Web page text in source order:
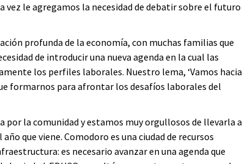
le agregamos la necesidad de debatir sobre el futuro
profunda de la economía, con muchas familias que
de introducir una nueva agenda en la cual las
los perfiles laborales. Nuestro lema, ‘Vamos hacia
formarnos para afrontar los desafíos laborales del
por la comunidad y estamos muy orgullosos de llevarla a
que viene. Comodoro es una ciudad de recursos
es necesario avanzar en una agenda que